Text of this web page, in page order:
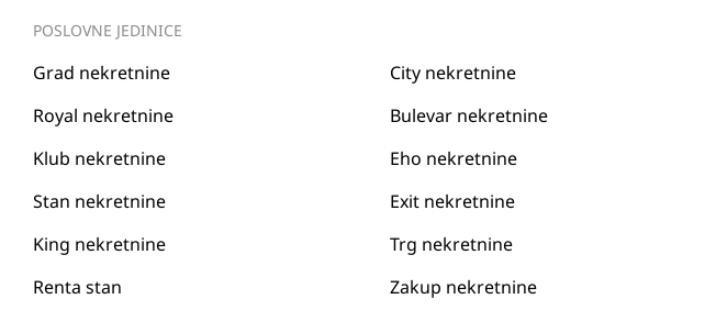
POSLOVNE JEDINICE
Grad nekretnine City nekretnine
Royal nekretnine
Bulevar nekretnine
Klub nekretnine
Eho nekretnine
Stan nekretnine
Exit nekretnine
King nekretnine
Trg nekretnine
Renta stan
Zakup nekretnine